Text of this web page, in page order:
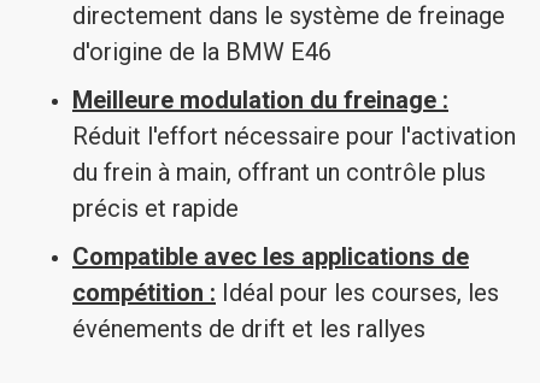
directement dans le système de freinage
d'origine de la BMW E46
Meilleure modulation du freinage :
Réduit l'effort nécessaire pour l'activation
du frein à main, offrant un contrôle plus
précis et rapide
Compatible avec les applications de
compétition : Idéal pour les courses, les
événements de drift et les rallyes